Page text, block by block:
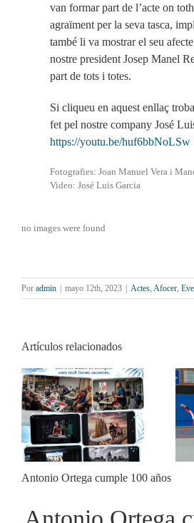
van formar part de l’acte on
agraïment per la seva tasca,
també li va mostrar el seu
nostre president Josep Manel
part de tots i totes.
Si cliqueu en aquest enllaç
fet pel nostre company José
https://youtu.be/huf6bbNoLSw
Fotografies: Joan Manuel Vera i
Video: José Luis Garcia
no images were found
Por admin | mayo 12th, 2023 | Actes Afocer
Artículos relacionados
AFOCER col·labora
amb diverses entitats en
activitats de final de
curs
Antonio Ortega cumple 100 años